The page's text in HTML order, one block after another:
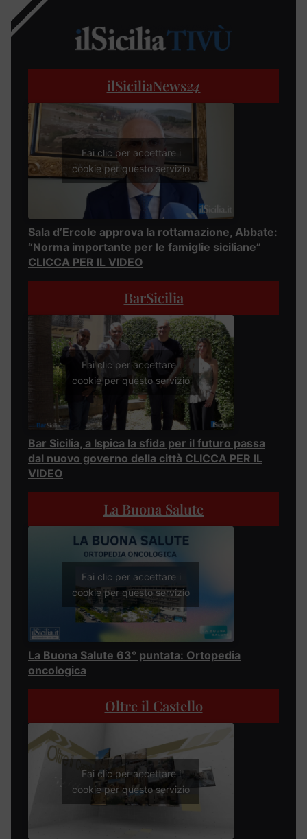
ilSiciliaNews24
Fai clic per accettare i
cookie per questo servizio
Sala d’Ercole approva la rottamazione, Abbate:
“Norma importante per le famiglie siciliane”
CLICCA PER IL VIDEO
BarSicilia
Fai clic per accettare i
cookie per questo servizio
Bar Sicilia, a Ispica la sfida per il futuro passa
dal nuovo governo della città CLICCA PER IL
VIDEO
La Buona Salute
Fai clic per accettare i
cookie per questo servizio
La Buona Salute 63° puntata: Ortopedia
oncologica
Oltre il Castello
Fai clic per accettare i
cookie per questo servizio